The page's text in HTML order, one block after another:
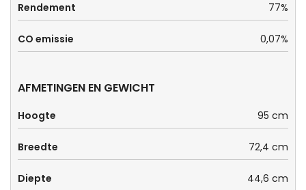
Rendement 77%
CO emissie 0,07%
AFMETINGEN EN GEWICHT
Hoogte 95 cm
Breedte 72,4 cm
Diepte 44,6 cm